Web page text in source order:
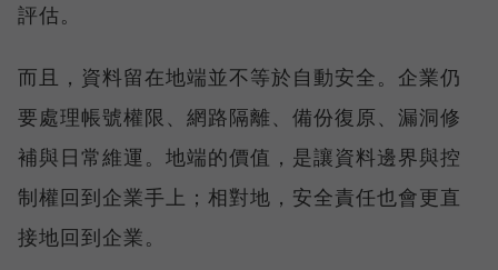
評估。
而且，資料留在地端並不等於自動安全。企業仍
要處理帳號權限、網路隔離、備份復原、漏洞修
補與日常維運。地端的價值，是讓資料邊界與控
制權回到企業手上；相對地，安全責任也會更直
接地回到企業。